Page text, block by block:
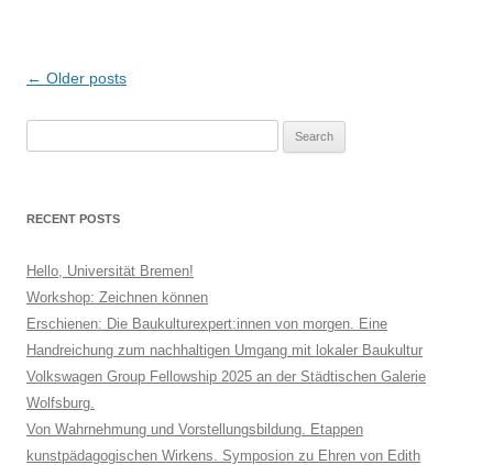
Post
← Older posts
RECENT POSTS
Hello, Universität Bremen!
Workshop: Zeichnen können
Erschienen: Die Baukulturexpert:innen von morgen. Eine
Handreichung zum nachhaltigen Umgang mit lokaler Baukultur
Volkswagen Group Fellowship 2025 an der Städtischen Galerie
Wolfsburg.
Von Wahrnehmung und Vorstellungsbildung. Etappen
kunstpädagogischen Wirkens. Symposion zu Ehren von Edith